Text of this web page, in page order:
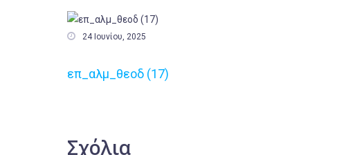
 24 Ιουνίου, 2025
επ_αλμ_θεοδ (17)
Σχόλια